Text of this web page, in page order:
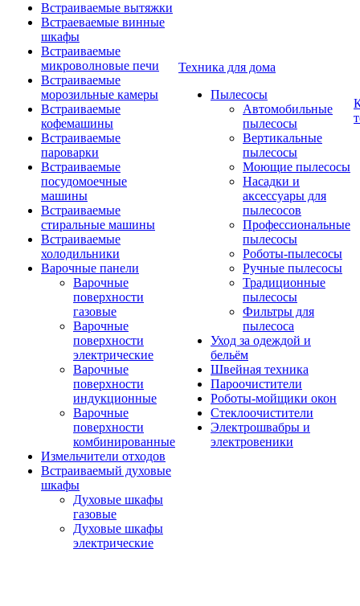
Встраиваемые вытяжки
Встраеваемые винные
шкафы
Встраиваемые
микроволновые печи
Встраиваемые
морозильные камеры
Встраиваемые
кофемашины
Встраиваемые
пароварки
Встраиваемые
посудомоечные
машины
Встраиваемые
стиральные машины
Встраиваемые
холодильники
Варочные панели
Варочные
поверхности
газовые
Варочные
поверхности
электрические
Варочные
поверхности
индукционные
Варочные
поверхности
комбинированные
Измельчители отходов
Встраиваемый духовые
шкафы
Духовые шкафы
газовые
Духовые шкафы
электрические
Техника для дома
Пылесосы
Автомобильные
пылесосы
Вертикальные
пылесосы
Моющие пылесосы
Насадки и
аксессуары для
пылесосов
Профессиональные
пылесосы
Роботы-пылесосы
Ручные пылесосы
Традиционные
пылесосы
Фильтры для
пылесоса
Уход за одеждой и
бельём
Швейная техника
Пароочистители
Роботы-мойщики окон
Стеклоочистители
Электрошвабры и
электровеники